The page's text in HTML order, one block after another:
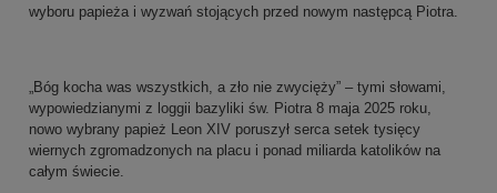
wyboru papieża i wyzwań stojących przed nowym następcą Piotra.
„Bóg kocha was wszystkich, a zło nie zwycięży” – tymi słowami,
wypowiedzianymi z loggii bazyliki św. Piotra 8 maja 2025 roku,
nowo wybrany papież Leon XIV poruszył serca setek tysięcy
wiernych zgromadzonych na placu i ponad miliarda katolików na
całym świecie.